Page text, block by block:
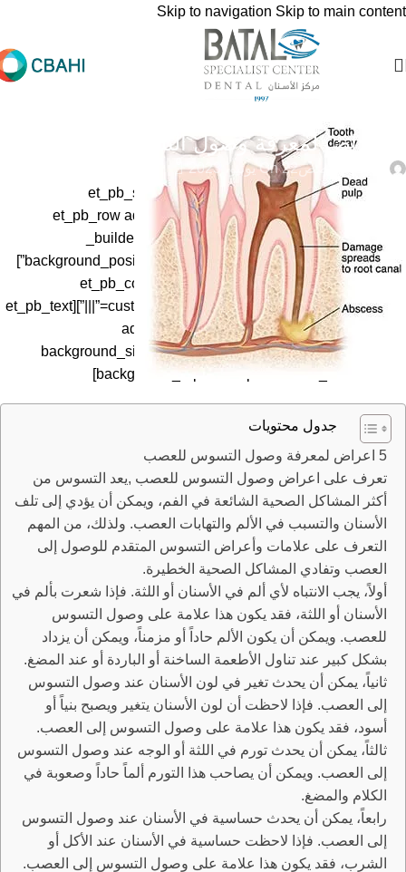
Skip to navigation Skip to main content
طبيب متخصصOn 22 يونيو، 2023
[et_pb_section fb_built=”1″ admin_label=”section”
_builder_version=”3.22″][et_pb_row admin_label=”row”
_builder_version=”3.25″ background_size=”initial”
background_position=”top_left” background_repeat=”repeat”]
[et_pb_column type=”4_4″ _builder_version=”3.25″
custom_padding=”|||” custom_padding__hover=”|||”][et_pb_text
admin_label=”Text” _builder_version=”4.4.7″
background_size=”initial” background_position=”top_left”
background_repeat=”repeat” hover_enabled=”0″]
جدول محتويات
5 اعراض لمعرفة وصول التسوس للعصب
تعرف على اعراض وصول التسوس للعصب ,يعد التسوس من
أكثر المشاكل الصحية الشائعة في الفم، ويمكن أن يؤدي إلى تلف
الأسنان والتسبب في الألم والتهابات العصب. ولذلك، من المهم
التعرف على علامات وأعراض التسوس المتقدم للوصول إلى
العصب وتفادي المشاكل الصحية الخطيرة.
أولاً، يجب الانتباه لأي ألم في الأسنان أو اللثة. فإذا شعرت بألم في
الأسنان أو اللثة، فقد يكون هذا علامة على وصول التسوس
للعصب. ويمكن أن يكون الألم حاداً أو مزمناً، ويمكن أن يزداد
بشكل كبير عند تناول الأطعمة الساخنة أو الباردة أو عند المضغ.
ثانياً، يمكن أن يحدث تغير في لون الأسنان عند وصول التسوس
إلى العصب. فإذا لاحظت أن لون الأسنان يتغير ويصبح بنياً أو
أسود، فقد يكون هذا علامة على وصول التسوس إلى العصب.
ثالثاً، يمكن أن يحدث تورم في اللثة أو الوجه عند وصول التسوس
إلى العصب. ويمكن أن يصاحب هذا التورم ألماً حاداً وصعوبة في
الكلام والمضغ.
رابعاً، يمكن أن يحدث حساسية في الأسنان عند وصول التسوس
إلى العصب. فإذا لاحظت حساسية في الأسنان عند الأكل أو
الشرب، فقد يكون هذا علامة على وصول التسوس إلى العصب.